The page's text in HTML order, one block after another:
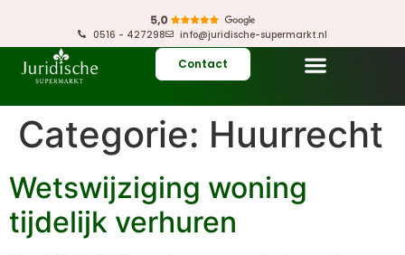
0516 - 427298 info@juridische-supermarkt.nl
Contact
Categorie: Huurrecht
Wetswijziging woning
tijdelijk verhuren